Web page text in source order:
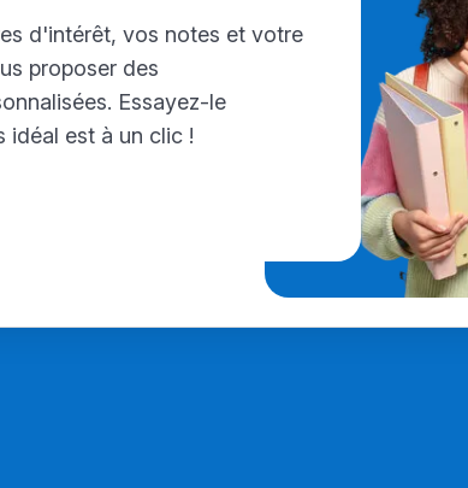
d'intérêt, vos notes et votre
proposer des
Essayez-le
idéal est à un clic !